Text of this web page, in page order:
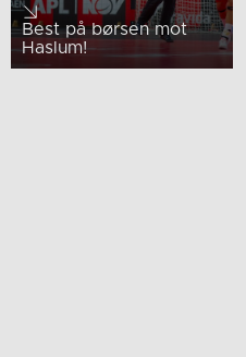
Best på børsen mot
Haslum!